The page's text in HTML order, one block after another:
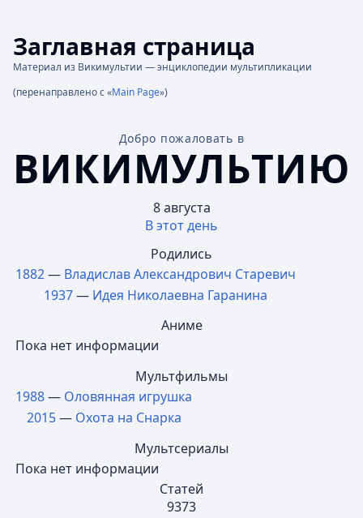
Заглавная страница
Материал из Викимультии — энциклопедии мультипликации
(перенаправлено с «Main Page»)
Добро пожаловать в
ВИКИМУЛЬТИЮ
8 августа
В этот день
Родились
1882— Владислав Александрович Старевич
1937— Идея Николаевна Гаранина
Аниме
Пока нет информации
Мультфильмы
1988— Оловянная игрушка
2015— Охота на Снарка
Мультсериалы
Пока нет информации
Статей
9373